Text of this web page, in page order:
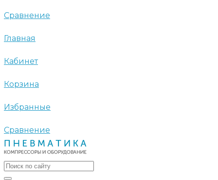
Сравнение
Главная
Кабинет
Корзина
Избранные
Сравнение